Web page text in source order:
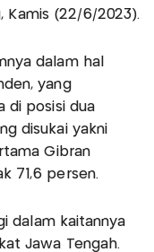
Kamis (22/6/2023).
dalam hal
yang
di posisi dua
disukai yakni
Gibran
71,6 persen.
dalam kaitannya
Jawa Tengah.